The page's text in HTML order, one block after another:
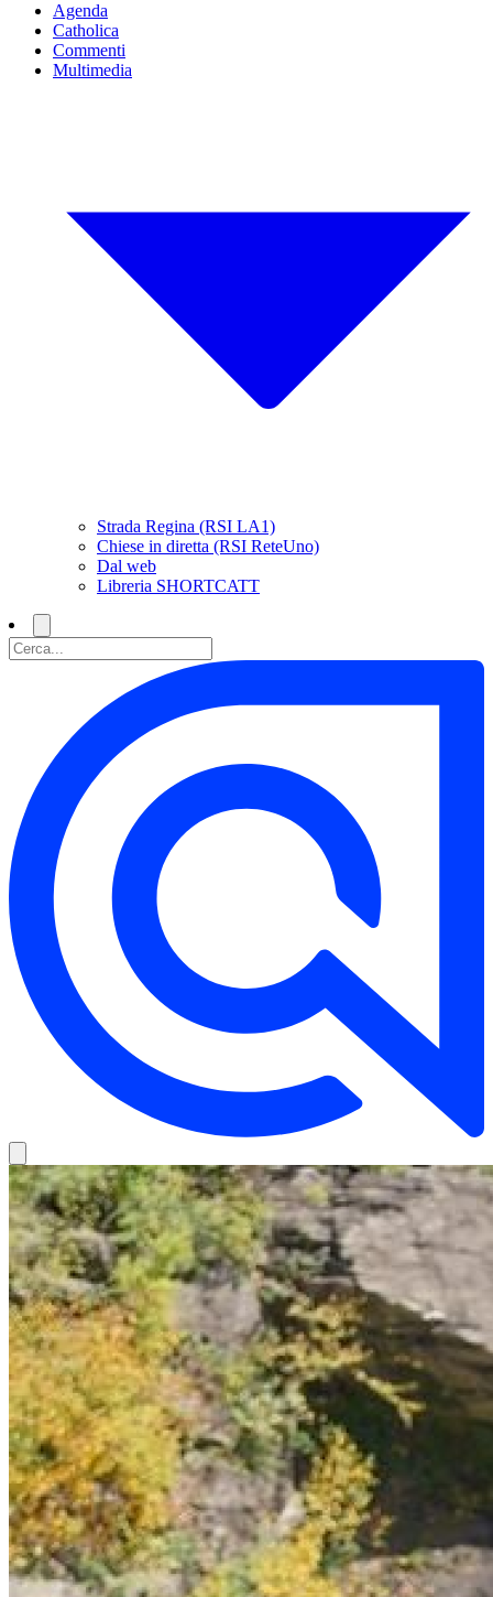
Agenda
Catholica
Commenti
Multimedia
Strada Regina (RSI LA1)
Chiese in diretta (RSI ReteUno)
Dal web
Libreria SHORTCATT